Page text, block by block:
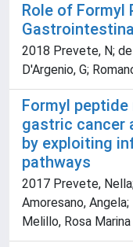
Role of Formyl
2018 Prevete, N;
D'Argenio, G;
Formyl
gastric cancer
by exploiting
pathways
2017 Prevete,
Amoresano,
Melillo, Rosa Marina